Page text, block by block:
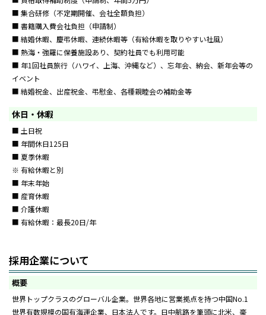
■ 集合研修（不定期開催、会社全額負担）
■ 書籍購入費会社負担（申請制）
■ 結婚休暇、慶弔休暇、連続休暇等（有給休暇を取りやすい社風）
■ 熱海・強羅に保養施設あり、契約社員でも利用可能
■ 年1回社員旅行（ハワイ、上海、沖縄など）、忘年会、納会、新年会等の
イベント
■ 結婚祝金、出産祝金、弔慰金、各種親睦会の補助金等
休日・休暇
■ 土日祝
■ 年間休日125日
■ 夏季休暇
※ 有給休暇と別
■ 年末年始
■ 産育休暇
■ 介護休暇
■ 有給休暇：最長20日/年
採用企業について
概要
世界トップクラスのグローバル企業。世界各地に営業拠点を持つ中国No.1
世界有数規模の国有海運企業、日本法人です。日中航路を筆頭に北米、豪